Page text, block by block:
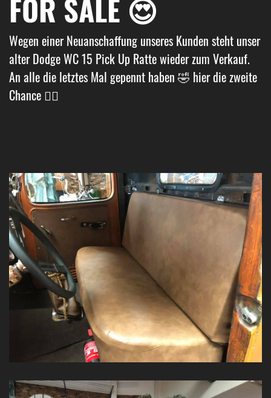
FOR SALE 😍
Wegen einer Neuanschaffung unseres Kunden steht unser
alter Dodge WC 15 Pick Up Ratte wieder zum Verkauf.
An alle die letztes Mal gepennt haben 🤣 hier die zweite
Chance 👌🏼